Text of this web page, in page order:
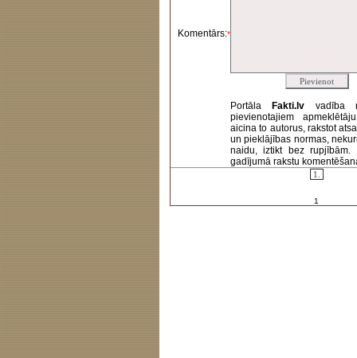
Komentārs:*
Portāla Fakti.lv vadība
pievienotajiem
aicina to autorus, rakstot
un pieklājības normas,
naidu, iztikt bez rupjībām.
gadījumā rakstu
1.
1